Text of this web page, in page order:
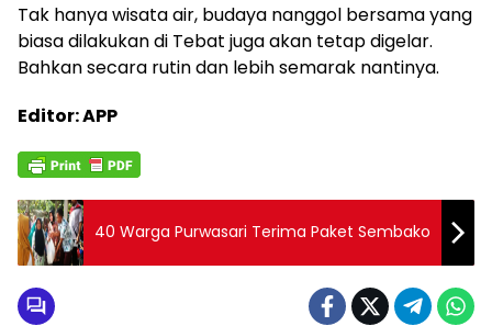
Tak hanya wisata air, budaya nanggol bersama yang
biasa dilakukan di Tebat juga akan tetap digelar.
Bahkan secara rutin dan lebih semarak nantinya.
Editor: APP
40 Warga Purwasari Terima Paket Sembako